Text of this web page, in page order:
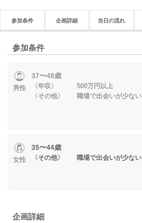
参加条件 企画詳細 当日の流れ
参加条件
男性
37〜48歳
〈年収〉 500万円以上
〈その他〉 職場で出会いが少ない
女性
35〜44歳
〈その他〉 職場で出会いが少ない
企画詳細